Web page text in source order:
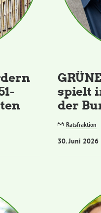
spielt
der
Ratsfraktion
30. Juni 2026